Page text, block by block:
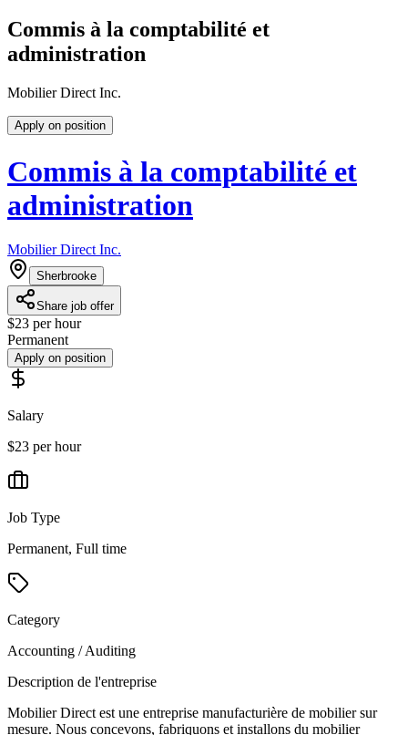
Commis à la comptabilité et
administration
Mobilier Direct Inc.
Apply on position
Commis à la comptabilité et
administration
Mobilier Direct Inc.
Sherbrooke
Share job offer
$23 per hour
Permanent
Apply on position
Salary
$23 per hour
Job Type
Permanent, Full time
Category
Accounting / Auditing
Description de l'entreprise
Mobilier Direct est une entreprise manufacturière de mobilier sur
mesure. Nous concevons, fabriquons et installons du mobilier